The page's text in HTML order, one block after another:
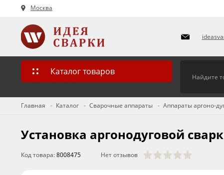
Москва
Каталог товаров
Главная Каталог Сварочные аппараты Аппараты аргоно-
Установка аргонодуговой
Код товара:8008475 Нет отзывов